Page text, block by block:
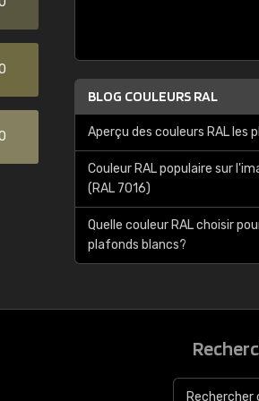
BLOG COULEURS RAL
Aperçu des couleurs RAL les
Couleur RAL populaire sur
(RAL 7016)
Quelle couleur RAL choisir
plafonds blancs?